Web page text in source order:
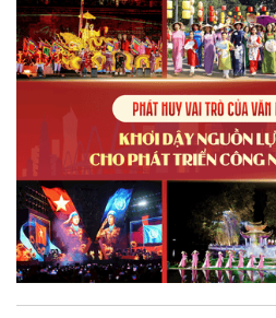
điều kiện để nguồn lực sáng tạo ấy
để Hà Nội khai thác hiệu quả tiềm
lực cạnh tranh và khẳng định vị
trong kỷ nguyên mới.